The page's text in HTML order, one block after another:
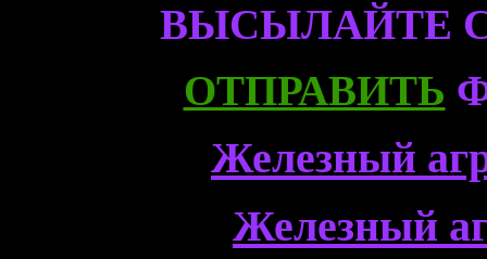
ВЫСЫЛАЙТЕ
ОТПРАВИТЬ
Железный
Железный